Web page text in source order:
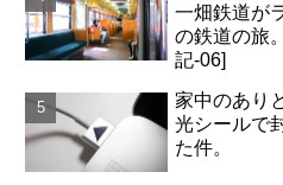
一畑鉄道が
の鉄道の旅
記-06]
家中のあり
光シールで
た件。